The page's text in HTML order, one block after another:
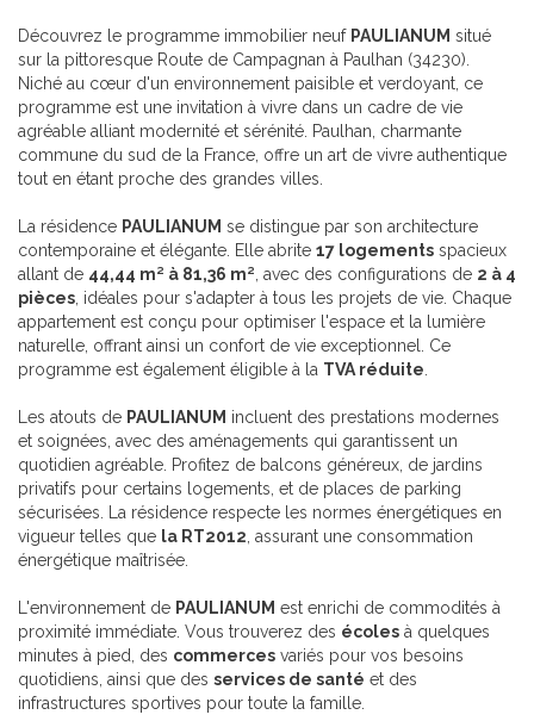
Découvrez le programme immobilier neuf PAULIANUM situé
sur la pittoresque Route de Campagnan à Paulhan (34230).
Niché au cœur d'un environnement paisible et verdoyant, ce
programme est une invitation à vivre dans un cadre de vie
agréable alliant modernité et sérénité. Paulhan, charmante
commune du sud de la France, offre un art de vivre authentique
tout en étant proche des grandes villes.
La résidence PAULIANUM se distingue par son architecture
contemporaine et élégante. Elle abrite 17 logements spacieux
allant de 44,44 m² à 81,36 m², avec des configurations de 2 à 4
pièces, idéales pour s'adapter à tous les projets de vie. Chaque
appartement est conçu pour optimiser l'espace et la lumière
naturelle, offrant ainsi un confort de vie exceptionnel. Ce
programme est également éligible à la TVA réduite.
Les atouts de PAULIANUM incluent des prestations modernes
et soignées, avec des aménagements qui garantissent un
quotidien agréable. Profitez de balcons généreux, de jardins
privatifs pour certains logements, et de places de parking
sécurisées. La résidence respecte les normes énergétiques en
vigueur telles que la RT2012, assurant une consommation
énergétique maîtrisée.
L'environnement de PAULIANUM est enrichi de commodités à
proximité immédiate. Vous trouverez des écoles à quelques
minutes à pied, des commerces variés pour vos besoins
quotidiens, ainsi que des services de santé et des
infrastructures sportives pour toute la famille.